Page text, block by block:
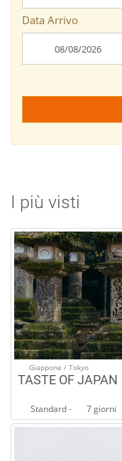
Data Arrivo
I più visti
Giappone / Tokyo
TASTE OF JAPAN
Standard - 7 giorni